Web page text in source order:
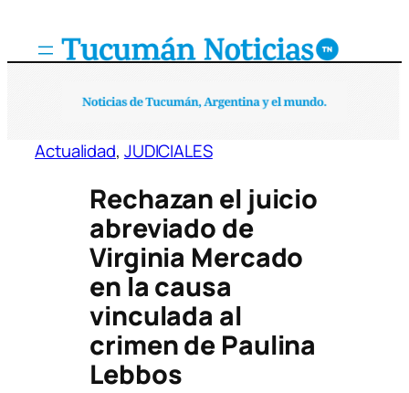
Actualidad, JUDICIALES
Rechazan el juicio
abreviado de
Virginia Mercado
en la causa
vinculada al
crimen de Paulina
Lebbos